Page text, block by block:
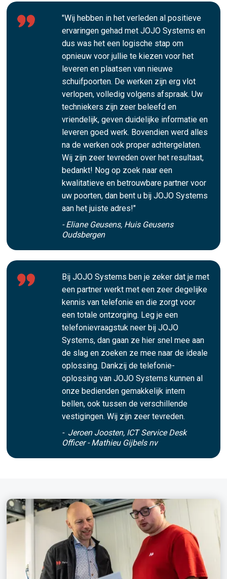
"Wij hebben in het verleden al positieve
ervaringen gehad met JOJO Systems en
dus was het een logische stap om
opnieuw voor jullie te kiezen voor het
leveren en plaatsen van nieuwe
schuifpoorten. De werken zijn erg vlot
verlopen, volledig volgens afspraak. Uw
techniekers zijn zeer beleefd en
vriendelijk, geven duidelijke informatie en
leveren goed werk. Bovendien werd alles
na de werken ook proper achtergelaten.
Wij zijn zeer tevreden over het resultaat,
bedankt! Nog op zoek naar een
kwalitatieve en betrouwbare partner voor
uw poorten, dan bent u bij JOJO Systems
aan het juiste adres!"
- Eliane Geusens, Huis Geusens
Oudsbergen
Bij JOJO Systems ben je zeker dat je met
een partner werkt met een zeer degelijke
kennis van telefonie en die zorgt voor
een totale ontzorging. Leg je een
telefonievraagstuk neer bij JOJO
Systems, dan gaan ze hier snel mee aan
de slag en zoeken ze mee naar de ideale
oplossing. Dankzij de telefonie-
oplossing van JOJO Systems kunnen al
onze bedienden gemakkelijk intern
bellen, ook tussen de verschillende
vestigingen. Wij zijn zeer tevreden.
- Jeroen Joosten, ICT Service Desk
Officer - Mathieu Gijbels nv